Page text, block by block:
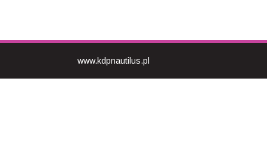
www.kdpnautilus.pl